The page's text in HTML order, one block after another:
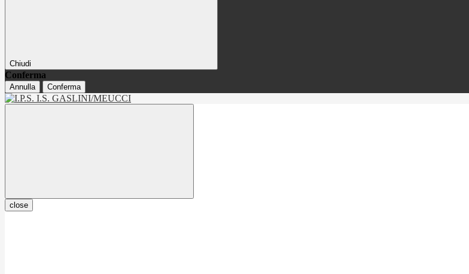
Chiudi
Conferma
Annulla Conferma
close